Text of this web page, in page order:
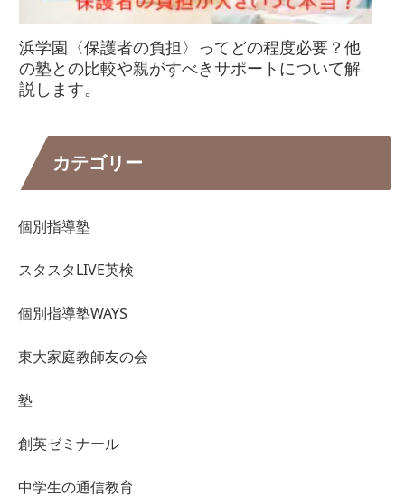
浜学園〈保護者の負担〉ってどの程度必要？他
の塾との比較や親がすべきサポートについて解
説します。
カテゴリー
個別指導塾
スタスタLIVE英検
個別指導塾WAYS
東大家庭教師友の会
塾
創英ゼミナール
中学生の通信教育